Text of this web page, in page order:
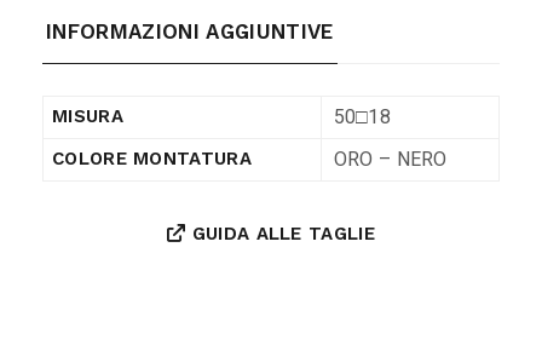
INFORMAZIONI AGGIUNTIVE
MISURA 50□18
COLORE MONTATURA ORO – NERO
GUIDA ALLE TAGLIE